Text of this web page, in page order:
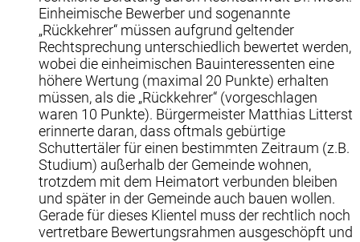
Einheimische Bewerber und sogenannte
„Rückkehrer“ müssen aufgrund geltender
Rechtsprechung unterschiedlich bewertet werden,
wobei die einheimischen Bauinteressenten eine
höhere Wertung (maximal 20 Punkte) erhalten
müssen, als die „Rückkehrer“ (vorgeschlagen
waren 10 Punkte). Bürgermeister Matthias Litterst
erinnerte daran, dass oftmals gebürtige
Schuttertäler für einen bestimmten Zeitraum (z.B.
Studium) außerhalb der Gemeinde wohnen,
trotzdem mit dem Heimatort verbunden bleiben
und später in der Gemeinde auch bauen wollen.
Gerade für dieses Klientel muss der rechtlich noch
vertretbare Bewertungsrahmen ausgeschöpft und